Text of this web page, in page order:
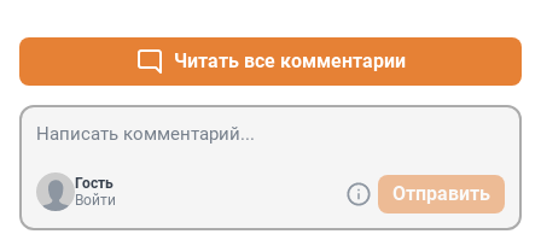
Читать все комментарии
Гость
Войти
Отправить